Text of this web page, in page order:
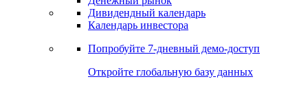
Дивидендный календарь
Календарь инвестора
Попробуйте 7-дневный демо-доступ
Откройте глобальную базу данных